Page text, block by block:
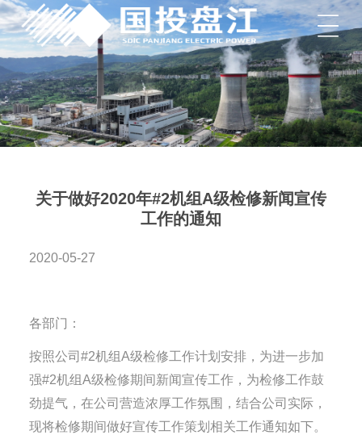
菜单
关于做好2020年#2机组A级检修新闻宣传
工作的通知
2020-05-27
各部门：
按照公司#2机组A级检修工作计划安排，为进一步加
强#2机组A级检修期间新闻宣传工作，为检修工作鼓
劲提气，在公司营造浓厚工作氛围，结合公司实际，
现将检修期间做好宣传工作策划相关工作通知如下。